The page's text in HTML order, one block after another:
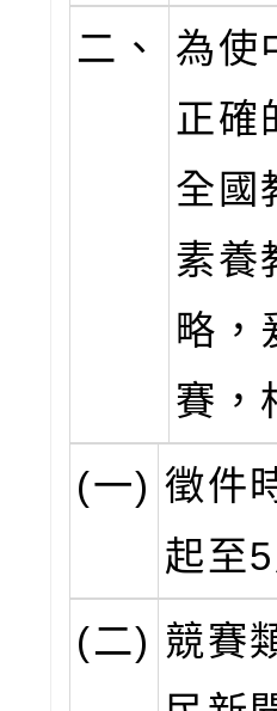
二、
為使
正確
全國
素養
略，
賽，
(一) 徵件
起至
(二) 競賽